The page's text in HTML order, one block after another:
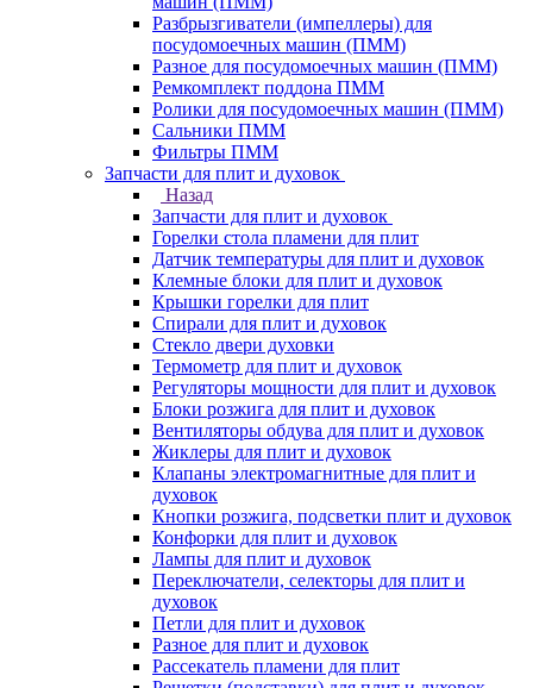
Разбрызгиватели (импеллеры) для
посудомоечных машин (ПММ)
Разное для посудомоечных машин (ПММ)
Ремкомплект поддона ПММ
Ролики для посудомоечных машин (ПММ)
Сальники ПММ
Фильтры ПММ
Запчасти для плит и духовок
Назад
Запчасти для плит и духовок
Горелки стола пламени для плит
Датчик температуры для плит и духовок
Клемные блоки для плит и духовок
Крышки горелки для плит
Спирали для плит и духовок
Стекло двери духовки
Термометр для плит и духовок
Регуляторы мощности для плит и духовок
Блоки розжига для плит и духовок
Вентиляторы обдува для плит и духовок
Жиклеры для плит и духовок
Клапаны электромагнитные для плит и
духовок
Кнопки розжига, подсветки плит и духовок
Конфорки для плит и духовок
Лампы для плит и духовок
Переключатели, селекторы для плит и
духовок
Петли для плит и духовок
Разное для плит и духовок
Рассекатель пламени для плит